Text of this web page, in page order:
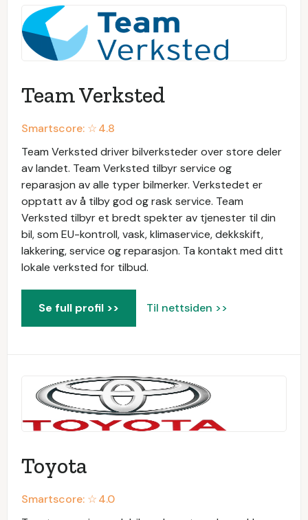
Team Verksted
Smartscore: ☆4.8
Team Verksted driver bilverksteder over store deler
av landet. Team Verksted tilbyr service og
reparasjon av alle typer bilmerker. Verkstedet er
opptatt av å tilby god og rask service. Team
Verksted tilbyr et bredt spekter av tjenester til din
bil, som EU-kontroll, vask, klimaservice, dekkskift,
lakkering, service og reparasjon. Ta kontakt med ditt
lokale verksted for tilbud.
Se full profil >> Til nettsiden >>
Toyota
Smartscore: ☆4.0